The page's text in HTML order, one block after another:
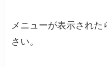
メニューが表示され
さい。